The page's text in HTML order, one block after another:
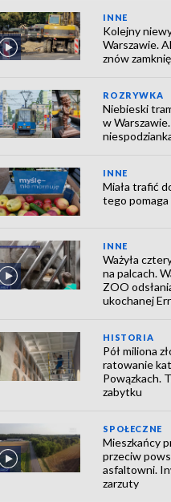
INNE
Kolejny
Warszawie.
znów
ROZRYWKA
Niebieski
w
INNE
Miała trafić
tego
INNE
Ważyła
na palcach.
ZOO
ukochanej
HISTORIA
Pół miliona
ratowanie
Powązkach.
zabytku
SPOŁECZNE
Mieszkańcy
przeciw
asfaltowni.
zarzuty